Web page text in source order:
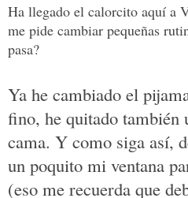
Ha llegado el calorcito aquí a
me pide cambiar pequeñas
pasa?
Ya he cambiado el
fino, he quitado también
cama. Y como siga así,
un poquito mi ventana
(eso me recuerda que